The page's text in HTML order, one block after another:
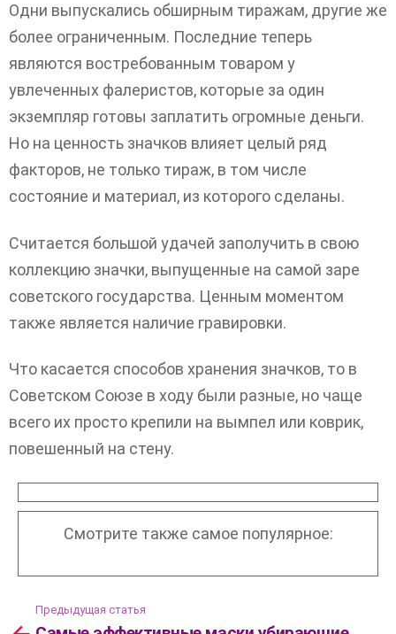
Одни выпускались обширным тиражам, другие же
более ограниченным. Последние теперь
являются востребованным товаром у
увлеченных фалеристов, которые за один
экземпляр готовы заплатить огромные деньги.
Но на ценность значков влияет целый ряд
факторов, не только тираж, в том числе
состояние и материал, из которого сделаны.
Считается большой удачей заполучить в свою
коллекцию значки, выпущенные на самой заре
советского государства. Ценным моментом
также является наличие гравировки.
Что касается способов хранения значков, то в
Советском Союзе в ходу были разные, но чаще
всего их просто крепили на вымпел или коврик,
повешенный на стену.
Смотрите также самое популярное:
Посмотреть
Предыдущая статья